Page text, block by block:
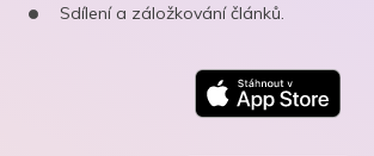
Sdílení a záložkování článků.